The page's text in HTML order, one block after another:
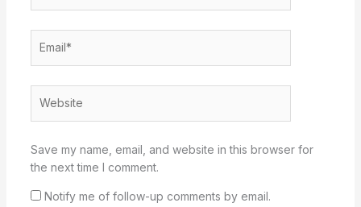
Save my name, email, and website in this browser for
the next time I comment.
Notify me of follow-up comments by email.